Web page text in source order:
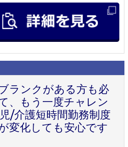
ランクがある方も必
、もう一度チャレン
/介護短時間勤務制度
変化しても安心です